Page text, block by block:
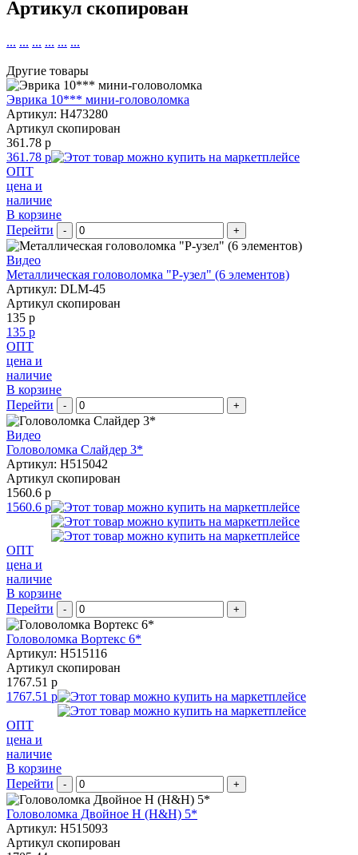
Артикул скопирован
... ... ... ... ... ...
Другие товары
Эврика 10*** мини-головоломка
Артикул: H473280
Артикул скопирован
361.78 р
361.78 р
ОПТ
цена и
наличие
В корзине
Перейти
- +
Видео
Металлическая головоломка "Р-узел" (6 элементов)
Артикул: DLM-45
Артикул скопирован
135 р
135 р
ОПТ
цена и
наличие
В корзине
Перейти
- +
Видео
Головоломка Слайдер 3*
Артикул: H515042
Артикул скопирован
1560.6 р
1560.6 р
ОПТ
цена и
наличие
В корзине
Перейти
- +
Головоломка Вортекс 6*
Артикул: H515116
Артикул скопирован
1767.51 р
1767.51 р
ОПТ
цена и
наличие
В корзине
Перейти
- +
Головоломка Двойное Н (H&H) 5*
Артикул: H515093
Артикул скопирован